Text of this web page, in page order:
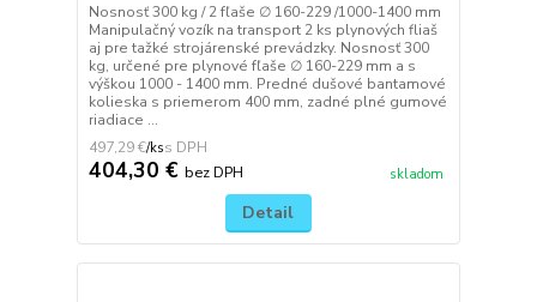
Nosnosť 300 kg / 2 fľaše ∅ 160-229 /1000-1400 mm
Manipulačný vozík na transport 2 ks plynových fliaš
aj pre tažké strojárenské prevádzky. Nosnosť 300
kg, určené pre plynové fľaše ∅ 160-229 mm a s
výškou 1000 - 1400 mm. Predné dušové bantamové
kolieska s priemerom 400 mm, zadné plné gumové
riadiace ...
497,29 €/ks
404,30 € bez DPH skladom
Detail